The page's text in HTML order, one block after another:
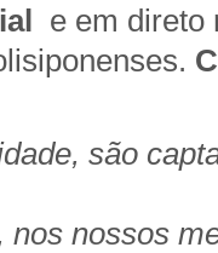
e em direto
são
nossos